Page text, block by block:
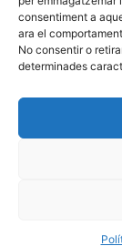
consentiment a
ara el
No consentir o
determinades